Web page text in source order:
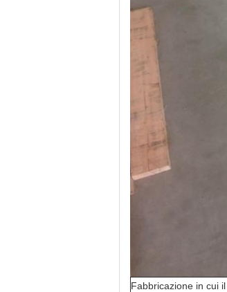
Fabbricazione in cui il